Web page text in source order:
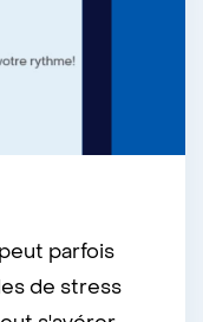
parfois
de stress